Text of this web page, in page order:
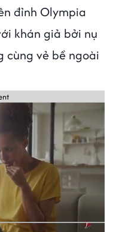
đỉnh Olympia
khán giả bởi nụ
cùng vẻ bề ngoài